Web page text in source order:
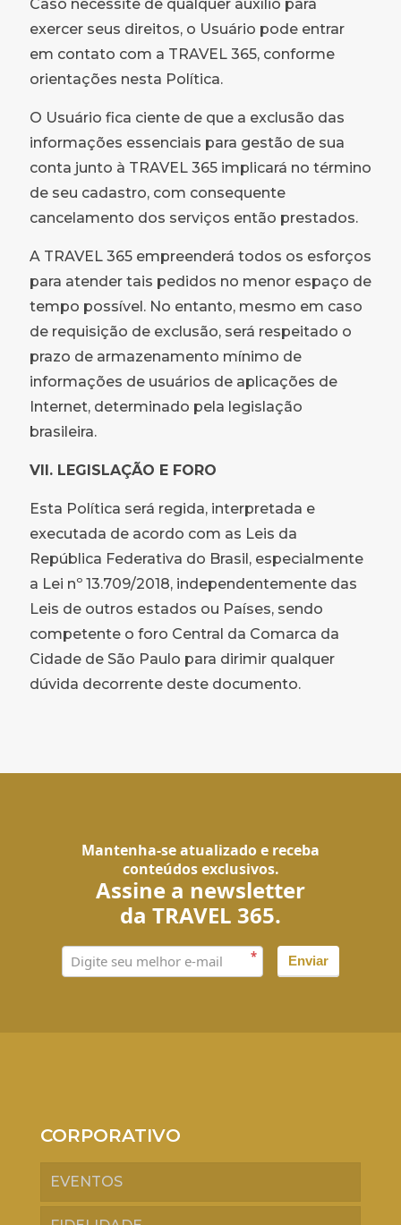
Caso necessite de qualquer auxílio para
exercer seus direitos, o Usuário pode entrar
em contato com a TRAVEL 365, conforme
orientações nesta Política.
O Usuário fica ciente de que a exclusão das
informações essenciais para gestão de sua
conta junto à TRAVEL 365 implicará no término
de seu cadastro, com consequente
cancelamento dos serviços então prestados.
A TRAVEL 365 empreenderá todos os esforços
para atender tais pedidos no menor espaço de
tempo possível. No entanto, mesmo em caso
de requisição de exclusão, será respeitado o
prazo de armazenamento mínimo de
informações de usuários de aplicações de
Internet, determinado pela legislação
brasileira.
VII. LEGISLAÇÃO E FORO
Esta Política será regida, interpretada e
executada de acordo com as Leis da
República Federativa do Brasil, especialmente
a Lei nº 13.709/2018, independentemente das
Leis de outros estados ou Países, sendo
competente o foro Central da Comarca da
Cidade de São Paulo para dirimir qualquer
dúvida decorrente deste documento.
Mantenha-se atualizado e receba
conteúdos exclusivos.
Assine a newsletter
da TRAVEL 365.
* Enviar
CORPORATIVO
EVENTOS